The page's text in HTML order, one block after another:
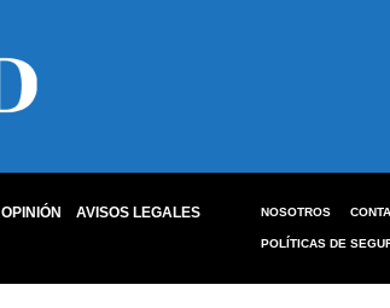
OPINIÓN
AVISOS LEGALES
NOSOTROS
POLÍTICAS DE